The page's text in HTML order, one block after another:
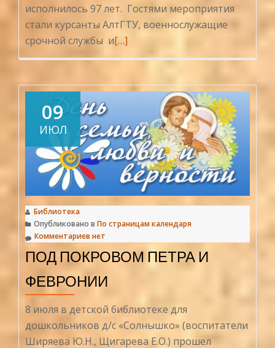
исполнилось 97 лет. Гостями мероприятия
стали курсанты АлтГТУ, военнослужащие
срочной службы иЧитать
больше
вновь
калина
красная
[…]
09
ИЮЛ
Библиотека
Опубликовано в По страницам календаря
Комментариев нет
ПОД ПОКРОВОМ ПЕТРА И
ФЕВРОНИИ
8 июля в детской библиотеке для
дошкольников д/с «Солнышко» (воспитатели
Ширяева Ю.Н., Щигарева Е.О.) прошел